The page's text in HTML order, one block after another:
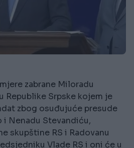
zabrane Miloradu
Republike Srpske kojem je
zbog osuđujuće presude
i Nenadu Stevandiću,
skupštine RS i Radovanu
Vlade RS i oni će u